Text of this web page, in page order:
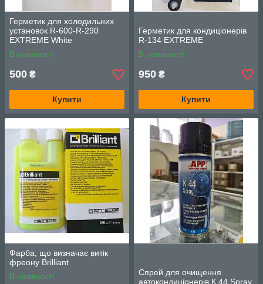
Герметик для холодильних
установок R-600-R-290
EXTREME White
В наявності
500 ₴
Купити
Герметик для кондиціонерів
R-134 EXTREME
В наявності
950 ₴
Купити
Фарба, що визначає витік
фреону Brilliant
В наявності
Спрей для очищення
автокондиціонерів К 44 Spray